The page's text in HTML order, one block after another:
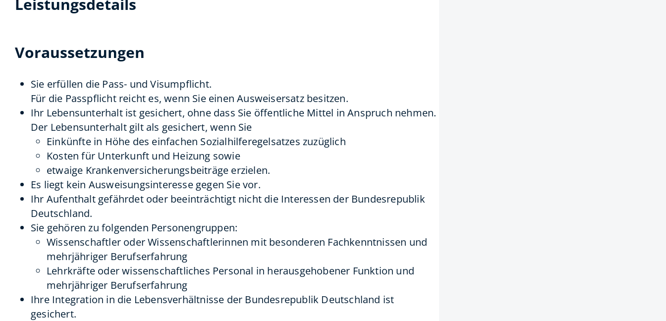
Leistungsdetails
Voraussetzungen
Sie erfüllen die Pass- und Visumpflicht.
Für die Passpflicht reicht es, wenn Sie einen Ausweisersatz besitzen.
Ihr Lebensunterhalt ist gesichert, ohne dass Sie öffentliche Mittel in Anspruch nehmen.
Der Lebensunterhalt gilt als gesichert, wenn Sie
Einkünfte in Höhe des einfachen Sozialhilferegelsatzeszuzüglich
Kosten für Unterkunft und Heizung sowie
etwaige Krankenversicherungsbeiträge erzielen.
Es liegt kein Ausweisungsinteresse gegen Sie vor.
Ihr Aufenthalt gefährdet oder beeinträchtigt nicht die Interessen der Bundesrepublik
Deutschland.
Sie gehören zu folgenden Personengruppen:
Wissenschaftler oder Wissenschaftlerinnen mit besonderen Fachkenntnissen und
mehrjähriger Berufserfahrung
Lehrkräfte oder wissenschaftliches Personal in herausgehobener Funktion und
mehrjähriger Berufserfahrung
Ihre Integration in die Lebensverhältnisse der Bundesrepublik Deutschland ist
gesichert.